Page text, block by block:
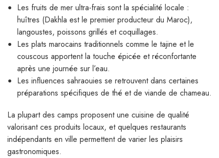
Les fruits de mer ultra-frais sont la spécialité locale :
huîtres (Dakhla est le premier producteur du Maroc),
langoustes, poissons grillés et coquillages.
Les plats marocains traditionnels comme le tajine et le
couscous apportent la touche épicée et réconfortante
après une journée sur l’eau.
Les influences sahraouies se retrouvent dans certaines
préparations spécifiques de thé et de viande de chameau.
La plupart des camps proposent une cuisine de qualité
valorisant ces produits locaux, et quelques restaurants
indépendants en ville permettent de varier les plaisirs
gastronomiques.